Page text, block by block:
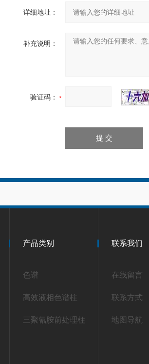
详细地址：
补充说明：
验证码：
产品类别
色谱
高效液相色谱柱
三聚氰胺前处理柱
联系我们
在线留言
联系方式
地图导航